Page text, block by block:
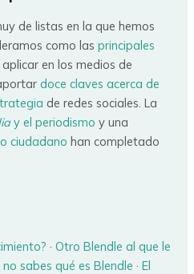
de listas en la que hemos
como lasprincipales
aplicar en los medios de
doce claves acerca de
de redes sociales. La
y el periodismo y una
ciudadano han completado
·Otro Blendle al que le
sabes qué es Blendle ·El